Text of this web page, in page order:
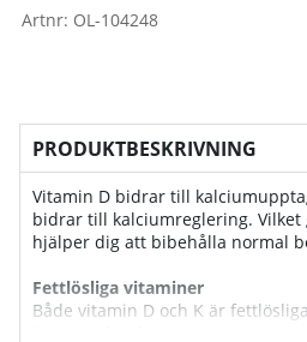
Artnr: OL-104248
PRODUKTBESKRIVNING
Vitamin D bidrar till
bidrar till kalciumreglering.
hjälper dig att bibehålla normal
Fettlösliga vitaminer
Både vitamin D och K är